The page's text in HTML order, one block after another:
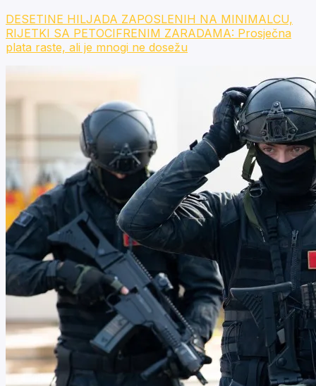
DESETINE HILJADA ZAPOSLENIH NA MINIMALCU,
RIJETKI SA PETOCIFRENIM ZARADAMA: Prosječna
plata raste, ali je mnogi ne dosežu